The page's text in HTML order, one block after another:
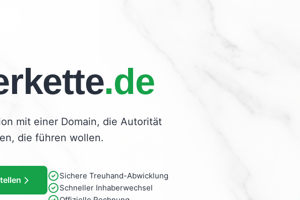
.de
mit einer Domain, die Autorität
die führen wollen.
Sichere Treuhand-Abwicklung
Schneller Inhaberwechsel